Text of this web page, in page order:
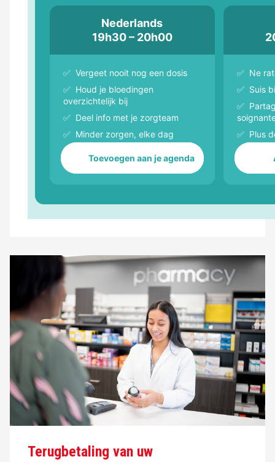
Nederlands
19h30 – 20h00
✅ Vergeet nooit nog een dosis
✅ Houd je bloedingen
overzichtelijk bij
✅ Deel info met je zorgteam
✅ Minder zorgen, elke dag
Toevoegen aan je agenda
✅ Ne
✅ Suis
✅
✅ Plus
Terugbetaling van uw